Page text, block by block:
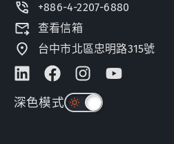
+886-4-2207-6880
查看信箱
台中市北區忠明路315號
深色模式